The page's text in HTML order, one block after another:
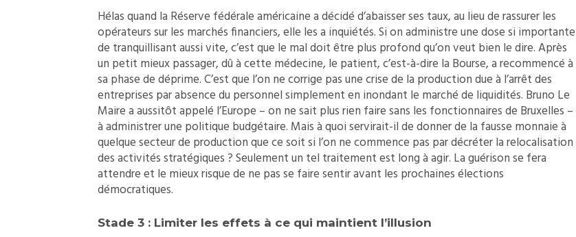
Hélas quand la Réserve fédérale américaine a décidé d’abaisser ses taux, au lieu de rassurer les
opérateurs sur les marchés financiers, elle les a inquiétés. Si on administre une dose si importante
de tranquillisant aussi vite, c’est que le mal doit être plus profond qu’on veut bien le dire. Après
un petit mieux passager, dû à cette médecine, le patient, c’est-à-dire la Bourse, a recommencé à
sa phase de déprime. C’est que l’on ne corrige pas une crise de la production due à l’arrêt des
entreprises par absence du personnel simplement en inondant le marché de liquidités. Bruno Le
Maire a aussitôt appelé l’Europe – on ne sait plus rien faire sans les fonctionnaires de Bruxelles –
à administrer une politique budgétaire. Mais à quoi servirait-il de donner de la fausse monnaie à
quelque secteur de production que ce soit si l’on ne commence pas par décréter la relocalisation
des activités stratégiques ? Seulement un tel traitement est long à agir. La guérison se fera
attendre et le mieux risque de ne pas se faire sentir avant les prochaines élections
démocratiques.
Stade 3 : Limiter les effets à ce qui maintient l’illusion